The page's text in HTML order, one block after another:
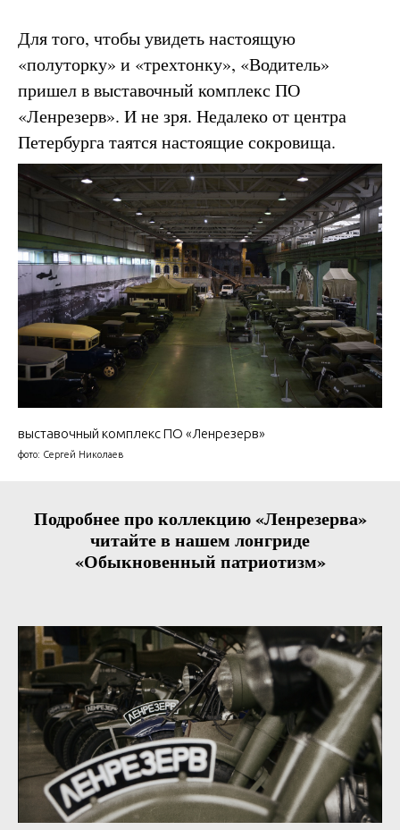
Для того, чтобы увидеть настоящую
«полуторку» и «трехтонку», «Водитель»
пришел в выставочный комплекс ПО
«Ленрезерв». И не зря. Недалеко от центра
Петербурга таятся настоящие сокровища.
выставочный комплекс ПО «Ленрезерв»
фото: Сергей Николаев
Подробнее про коллекцию «Ленрезерва»
читайте в нашем лонгриде
«Обыкновенный патриотизм»